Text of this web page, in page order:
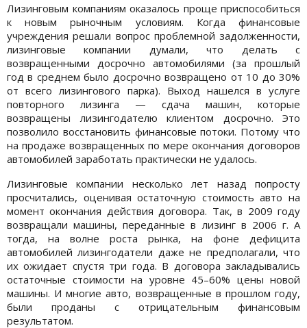
Лизинговым компаниям оказалось проще приспособиться
к новым рыночным условиям. Когда финансовые
учреждения решали вопрос проблемной задолженности,
лизинговые компании думали, что делать с
возвращенными досрочно автомобилями (за прошлый
год в среднем было досрочно возвращено от 10 до 30%
от всего лизингового парка). Выход нашелся в услуге
повторного лизинга — сдача машин, которые
возвращены лизингодателю клиентом досрочно. Это
позволило восстановить финансовые потоки. Потому что
на продаже возвращенных по мере окончания договоров
автомобилей заработать практически не удалось.
Лизинговые компании несколько лет назад попросту
просчитались, оценивая остаточную стоимость авто на
момент окончания действия договора. Так, в 2009 году
возвращали машины, переданные в лизинг в 2006 г. А
тогда, на волне роста рынка, на фоне дефицита
автомобилей лизингодатели даже не предполагали, что
их ожидает спустя три года. В договора закладывались
остаточные стоимости на уровне 45–60% цены новой
машины. И многие авто, возвращенные в прошлом году,
были проданы с отрицательным финансовым
результатом.